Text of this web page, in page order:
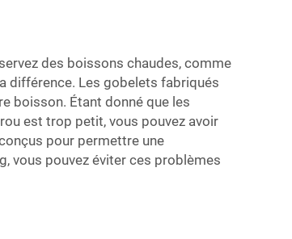
des boissons chaudes, comme
différence. Les gobelets fabriqués
boisson. Étant donné que les
est trop petit, vous pouvez avoir
pour permettre une
vous pouvez éviter ces problèmes